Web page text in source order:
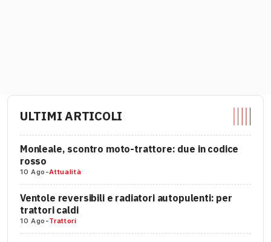
ULTIMI ARTICOLI
Monleale, scontro moto-trattore: due in codice
rosso
10 Ago -Attualità
Ventole reversibili e radiatori autopulenti: per
trattori caldi
10 Ago -Trattori